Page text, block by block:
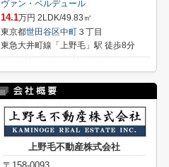
ヴァン・ベルデュール
14.1万円 2LDK/49.83㎡
東京都世田谷区中町 ３丁目
東急大井町線「上野毛」駅 徒歩8分
上野毛不動産株式会社